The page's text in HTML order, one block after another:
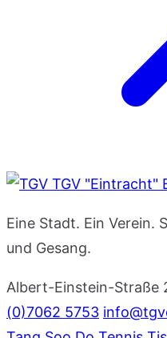
TGV "Eintracht"
Eine Stadt. Ein Verein.
und Gesang.
Albert-Einstein-Straße
(0)7062 5753